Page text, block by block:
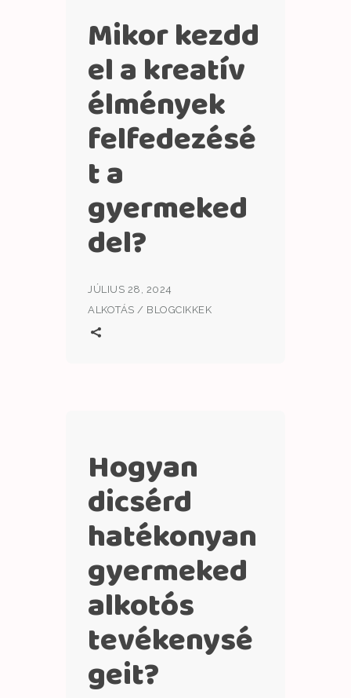
Mikor kezdd
el a kreatív
élmények
felfedezésé
t a
gyermeked
del?
JÚLIUS 28, 2024
ALKOTÁS / BLOGCIKKEK
Hogyan
dicsérd
hatékonyan
gyermeked
alkotós
tevékenysé
geit?